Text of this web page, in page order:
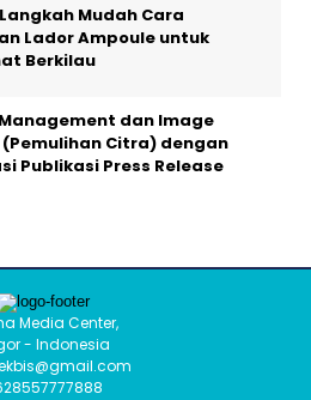
Mudah Cara
Lador Ampoule untuk
Berkilau
dan Image
Citra) dengan
Publikasi Press Release
Media Center,
- Indonesia